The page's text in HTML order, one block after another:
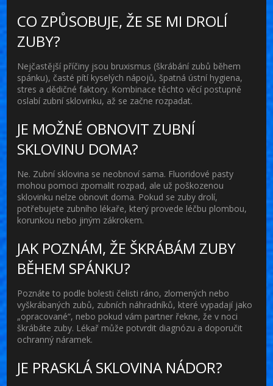
CO ZPŮSOBUJE, ŽE SE MI DROLÍ
ZUBY?
Nejčastější příčiny jsou bruxismus (škrábání zubů během
spánku), časté pítí kyselých nápojů, špatná ústní hygiena,
stres a dědičné faktory. Kombinace těchto věcí postupně
oslabí zubní sklovinku, až se začne rozpadat.
JE MOŽNÉ OBNOVIT ZUBNÍ
SKLOVINU DOMA?
Ne. Zubní sklovina se neobnoví sama. Fluoridové pasty
mohou pomoci zpomalit rozpad, ale už poškozenou
sklovinku nelze obnovit doma. Pokud se zuby drolí,
potřebujete zubního lékaře, který provede léčbu plombou,
korunkou nebo jiným zákrokem.
JAK POZNÁM, ŽE ŠKRÁBÁM ZUBY
BĚHEM SPÁNKU?
Poznáte to podle bolesti čelisti ráno, zlomených nebo
vyškrábaných zubů, zubních náhradníků, které vypadají jako
„opracované“, nebo pokud vám partner řekne, že v noci
škrábáte zuby. Lékař může potvrdit diagnózu a doporučit
ochranný náramek.
JE PRASKLÁ SKLOVINA NÁDOR?